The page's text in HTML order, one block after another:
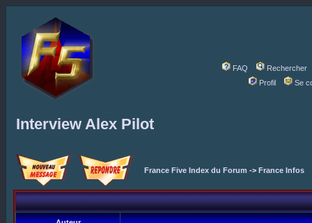
FAQ
Rechercher
Profil
Se
Interview Alex Pilot
France Five Index du Forum -> France Infos